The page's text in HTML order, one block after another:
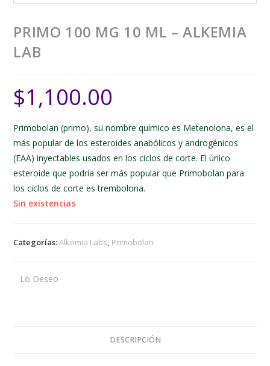
PRIMO 100 MG 10 ML – ALKEMIA
LAB
$1,100.00
Primobolan (primo), su nombre químico es Metenolona, es el
más popular de los esteroides anabólicos y androgénicos
(EAA) inyectables usados en los ciclos de corte. El único
esteroide que podría ser más popular que Primobolan para
los ciclos de corte es trembolona.
Sin existencias
Categorías:Alkemia Labs, Primobolan
Lo Deseo
DESCRIPCIÓN